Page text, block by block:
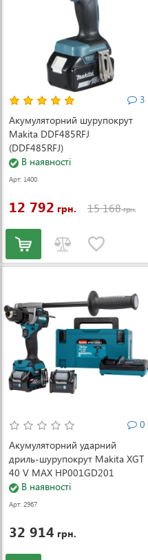
3
Акумуляторний шурупокрут
Makita DDF485RFJ
(DDF485RFJ)
В наявності
Арт: 1400
12 792 грн. 15 168грн.
0
Акумуляторний ударний
дриль-шурупокрут Makita XGT
40 V MAX HP001GD201
(HP001GD201)
В наявності
Арт: 2967
32 914 грн.